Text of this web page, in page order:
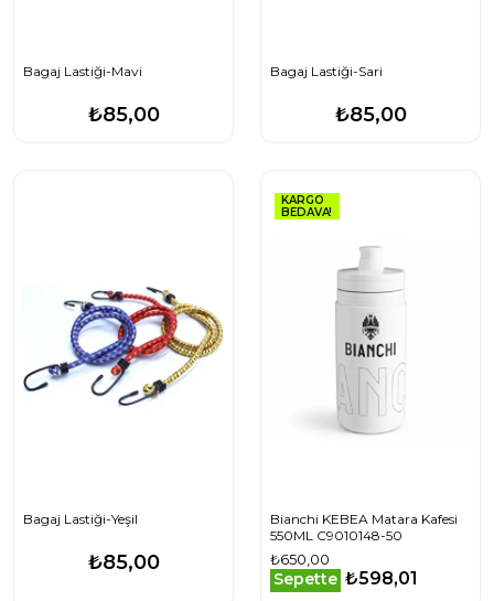
Bagaj Lastiği-Mavi
₺85,00
Bagaj Lastiği-Sari
₺85,00
Bagaj Lastiği-Yeşil
₺85,00
KARGO
BEDAVA!
Bianchi KEBEA Matara Kafesi
550ML C9010148-50
₺650,00
Sepette ₺598,01